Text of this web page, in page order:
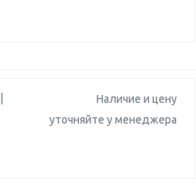
Наличие и цену
уточняйте у менеджера